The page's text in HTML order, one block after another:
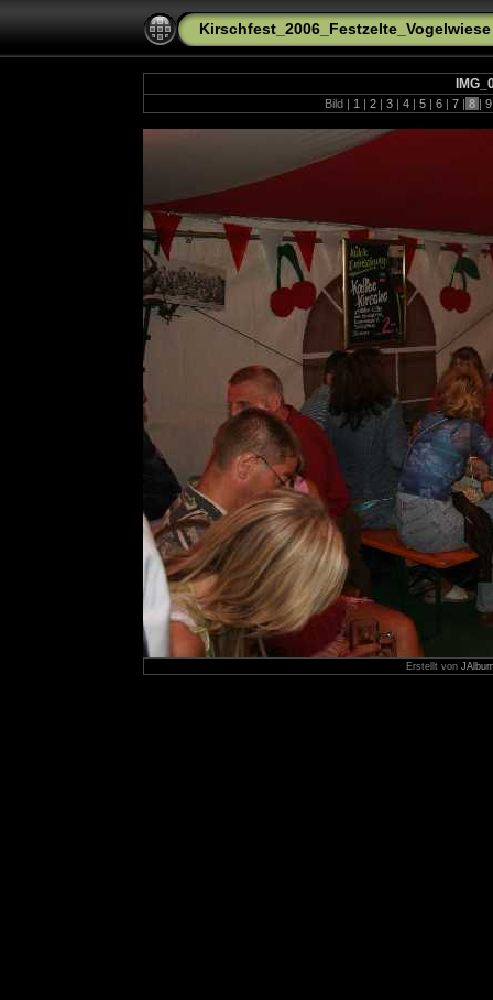
Kirschfest_2006_Festzelte_Vogelwiese
Bild | 1 | 2 | 3 | 4 | 5 | 6 | 7 | 8 |
Erstellt von